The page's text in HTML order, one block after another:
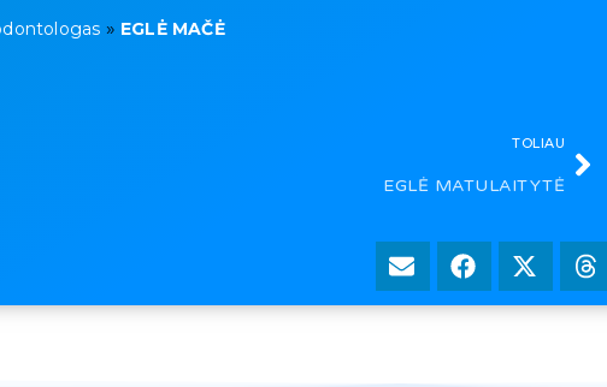
» EGLĖ MAČĖ
TOLIAU
EGLĖ MATULAITYTĖ